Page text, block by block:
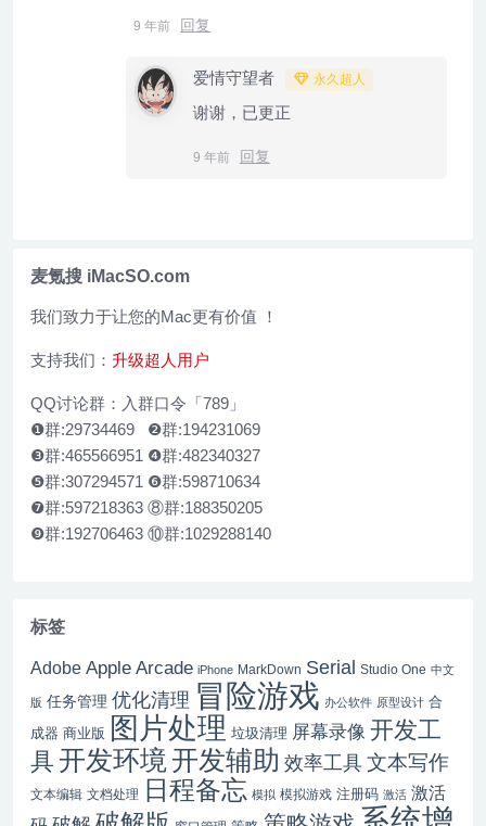
9 年前 回复
爱情守望者 永久超人
谢谢，已更正
9 年前 回复
麦氪搜 iMacSO.com
我们致力于让您的Mac更有价值 ！
支持我们： 升级超人用户
QQ讨论群：入群口令「789」
❶群:29734469 ❷群:194231069
❸群:465566951 ❹群:482340327
❺群:307294571 ❻群:598710634
❼群:597218363 ⑧群:188350205
❾群:192706463 ⑩群:1029288140
标签
Adobe Apple Arcade iPhone MarkDown Serial Studio One 中文
版 任务管理 优化清理 冒险游戏 办公软件 原型设计 合
成器 商业版 图片处理 垃圾清理 屏幕录像 开发工
具 开发环境开发辅助 效率工具 文本写作
文本编辑 文档处理 日程备忘 模拟 模拟游戏 注册码 激活 激活